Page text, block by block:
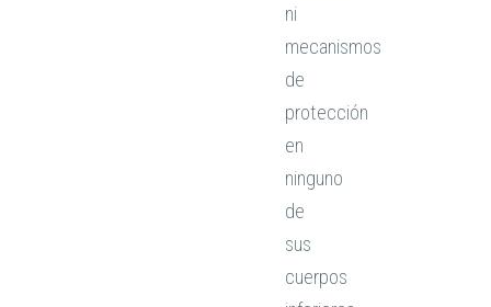
ni
mecanismos
de
protección
en
ninguno
de
sus
cuerpos